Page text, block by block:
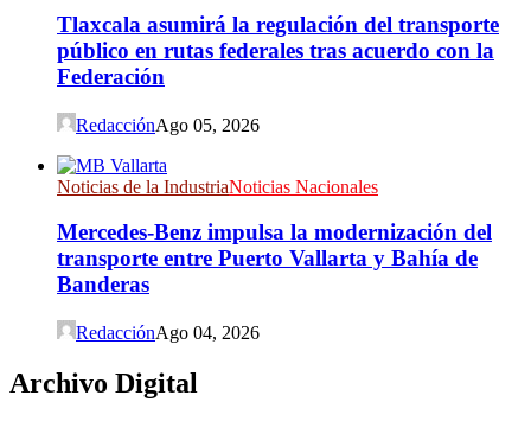
Tlaxcala asumirá la regulación del transporte
público en rutas federales tras acuerdo con la
Federación
RedacciónAgo 05, 2026
Noticias de la IndustriaNoticias Nacionales
Mercedes-Benz impulsa la modernización del
transporte entre Puerto Vallarta y Bahía de
Banderas
RedacciónAgo 04, 2026
Archivo Digital